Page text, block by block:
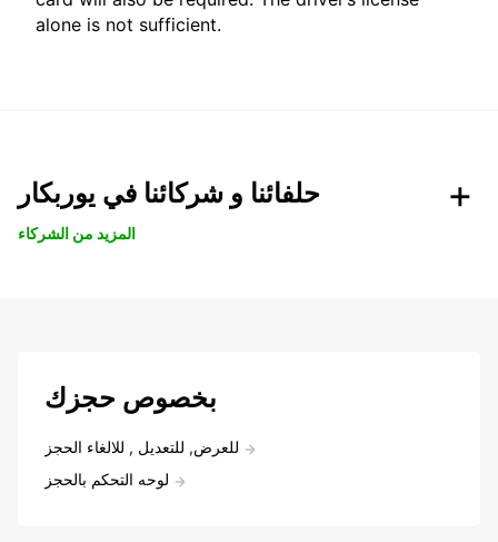
alone is not sufficient.
حلفائنا و شركائنا في يوربكار
المزيد من الشركاء
بخصوص حجزك
للعرض, للتعديل , للالغاء الحجز
لوحه التحكم بالحجز